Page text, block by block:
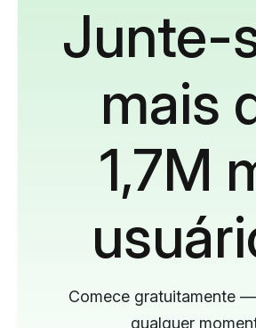
Junte-
mais
1,7M
Comece gratuitamente
qualquer